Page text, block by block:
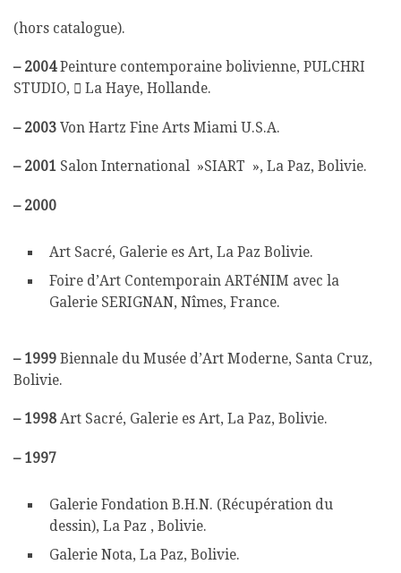
(hors catalogue).
– 2004Peinture contemporaine bolivienne, PULCHRI
STUDIO,  La Haye, Hollande.
– 2003 Von Hartz Fine Arts Miami U.S.A.
– 2001 Salon International »SIART », La Paz, Bolivie.
– 2000
Art Sacré, Galerie es Art, La Paz Bolivie.
Foire d’Art Contemporain ARTéNIM avec la
Galerie SERIGNAN, Nîmes, France.
– 1999 Biennale du Musée d’Art Moderne, Santa Cruz,
Bolivie.
– 1998 Art Sacré, Galerie es Art, La Paz, Bolivie.
– 1997
Galerie Fondation B.H.N. (Récupération du
dessin), La Paz , Bolivie.
Galerie Nota, La Paz, Bolivie.